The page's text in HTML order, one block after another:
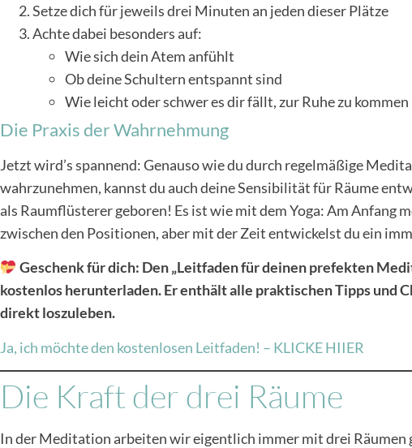
Setze dich für jeweils drei Minuten an jeden dieser Plätze
Achte dabei besonders auf:
Wie sich dein Atem anfühlt
Ob deine Schultern entspannt sind
Wie leicht oder schwer es dir fällt, zur Ruhe zu kommen
Die Praxis der Wahrnehmung
Jetzt wird’s spannend: Genauso wie du durch regelmäßige
wahrzunehmen, kannst du auch deine Sensibilität für Räume
als Raumflüsterer geboren! Es ist wie mit dem Yoga: Am Anfang
zwischen den Positionen, aber mit der Zeit entwickelst du ein
Geschenk für dich: Den „Leitfaden für deinen prefekten
kostenlos herunterladen. Er enthält alle praktischen Tipps und
direkt loszuleben.
Ja, ich möchte den kostenlosen Leitfaden! – KLICKE HIIER
Die Kraft der drei Räume
In der Meditation arbeiten wir eigentlich immer mit drei Räumen